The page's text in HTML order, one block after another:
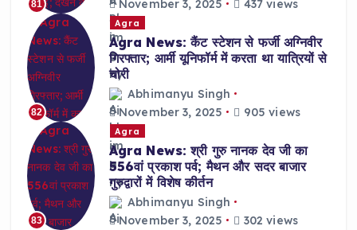
81
November 3, 2025
437 views
82
Agra
Agra News: कैंट स्टेशन से फर्जी अग्निवीर
गिरफ्तार; आर्मी यूनिफॉर्म में करता था यात्रियों से
चोरी
Abhimanyu Singh
November 3, 2025
905 views
83
Agra
Agra News: श्री गुरु नानक देव जी का
556वां प्रकाश पर्व; मैथन और सदर बाजार
गुरुद्वारों में विशेष कीर्तन
Abhimanyu Singh
November 3, 2025
302 views